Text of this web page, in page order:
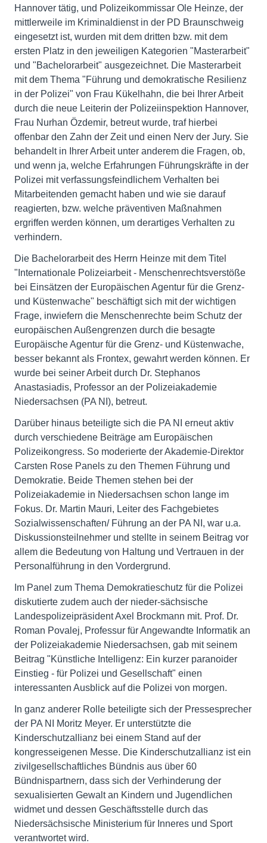
Hannover tätig, und Polizeikommissar Ole Heinze, der
mittlerweile im Kriminaldienst in der PD Braunschweig
eingesetzt ist, wurden mit dem dritten bzw. mit dem
ersten Platz in den jeweiligen Kategorien "Masterarbeit"
und "Bachelorarbeit" ausgezeichnet. Die Masterarbeit
mit dem Thema "Führung und demokratische Resilienz
in der Polizei" von Frau Kükelhahn, die bei Ihrer Arbeit
durch die neue Leiterin der Polizeiinspektion Hannover,
Frau Nurhan Özdemir, betreut wurde, traf hierbei
offenbar den Zahn der Zeit und einen Nerv der Jury. Sie
behandelt in Ihrer Arbeit unter anderem die Fragen, ob,
und wenn ja, welche Erfahrungen Führungskräfte in der
Polizei mit verfassungsfeindlichem Verhalten bei
Mitarbeitenden gemacht haben und wie sie darauf
reagierten, bzw. welche präventiven Maßnahmen
ergriffen werden können, um derartiges Verhalten zu
verhindern.
Die Bachelorarbeit des Herrn Heinze mit dem Titel
"Internationale Polizeiarbeit - Menschenrechtsverstöße
bei Einsätzen der Europäischen Agentur für die Grenz-
und Küstenwache" beschäftigt sich mit der wichtigen
Frage, inwiefern die Menschenrechte beim Schutz der
europäischen Außengrenzen durch die besagte
Europäische Agentur für die Grenz- und Küstenwache,
besser bekannt als Frontex, gewahrt werden können. Er
wurde bei seiner Arbeit durch Dr. Stephanos
Anastasiadis, Professor an der Polizeiakademie
Niedersachsen (PA NI), betreut.
Darüber hinaus beteiligte sich die PA NI erneut aktiv
durch verschiedene Beiträge am Europäischen
Polizeikongress. So moderierte der Akademie-Direktor
Carsten Rose Panels zu den Themen Führung und
Demokratie. Beide Themen stehen bei der
Polizeiakademie in Niedersachsen schon lange im
Fokus. Dr. Martin Mauri, Leiter des Fachgebietes
Sozialwissenschaften/ Führung an der PA NI, war u.a.
Diskussionsteilnehmer und stellte in seinem Beitrag vor
allem die Bedeutung von Haltung und Vertrauen in der
Personalführung in den Vordergrund.
Im Panel zum Thema Demokratieschutz für die Polizei
diskutierte zudem auch der nieder-sächsische
Landespolizeipräsident Axel Brockmann mit. Prof. Dr.
Roman Povalej, Professur für Angewandte Informatik an
der Polizeiakademie Niedersachsen, gab mit seinem
Beitrag "Künstliche Intelligenz: Ein kurzer paranoider
Einstieg - für Polizei und Gesellschaft" einen
interessanten Ausblick auf die Polizei von morgen.
In ganz anderer Rolle beteiligte sich der Pressesprecher
der PA NI Moritz Meyer. Er unterstützte die
Kinderschutzallianz bei einem Stand auf der
kongresseigenen Messe. Die Kinderschutzallianz ist ein
zivilgesellschaftliches Bündnis aus über 60
Bündnispartnern, dass sich der Verhinderung der
sexualisierten Gewalt an Kindern und Jugendlichen
widmet und dessen Geschäftsstelle durch das
Niedersächsische Ministerium für Inneres und Sport
verantwortet wird.